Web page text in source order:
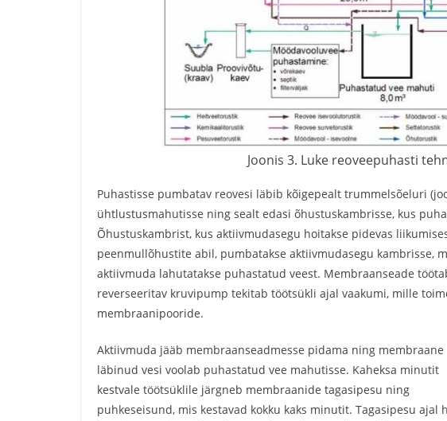
Joonis 3. Luke reoveepuhasti
Puhastisse pumbatav reovesi läbib kõigepealt trummelsõeluri
ühtlustusmahutisse ning sealt edasi õhustuskambrisse, kus
Õhustuskambrist, kus aktiivmudasegu hoitakse pidevas
peenmullõhustite abil, pumbatakse aktiivmudasegu kambrisse,
aktiivmuda lahutatakse puhastatud veest. Membraanseade
reverseeritav kruvipump tekitab töötsükli ajal vaakumi, mille
membraanipooride.
Aktiivmuda jääb membraanseadmesse pidama ning membraane
läbinud vesi voolab puhastatud vee mahutisse. Kaheksa minutit
kestvale töötsüklile järgneb membraanide tagasipesu ning
puhkeseisund, mis kestavad kokku kaks minutit. Tagasipesu ajal